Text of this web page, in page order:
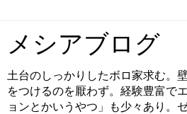
メシアブログ
土台のしっかりしたボロ家求む。
をつけるのを厭わず。経験豊富で
ョンとかいうやつ」も少々あり。